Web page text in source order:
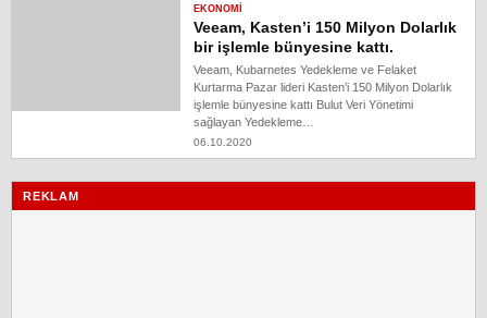
EKONOMI
Veeam, Kasten’i 150 Milyon Dolarlık
bir işlemle bünyesine kattı.
Veeam, Kubarnetes Yedekleme ve Felaket
Kurtarma Pazar lideri Kasten’i 150 Milyon Dolarlık
işlemle bünyesine kattı Bulut Veri Yönetimi
sağlayan Yedekleme…
06.10.2020
REKLAM